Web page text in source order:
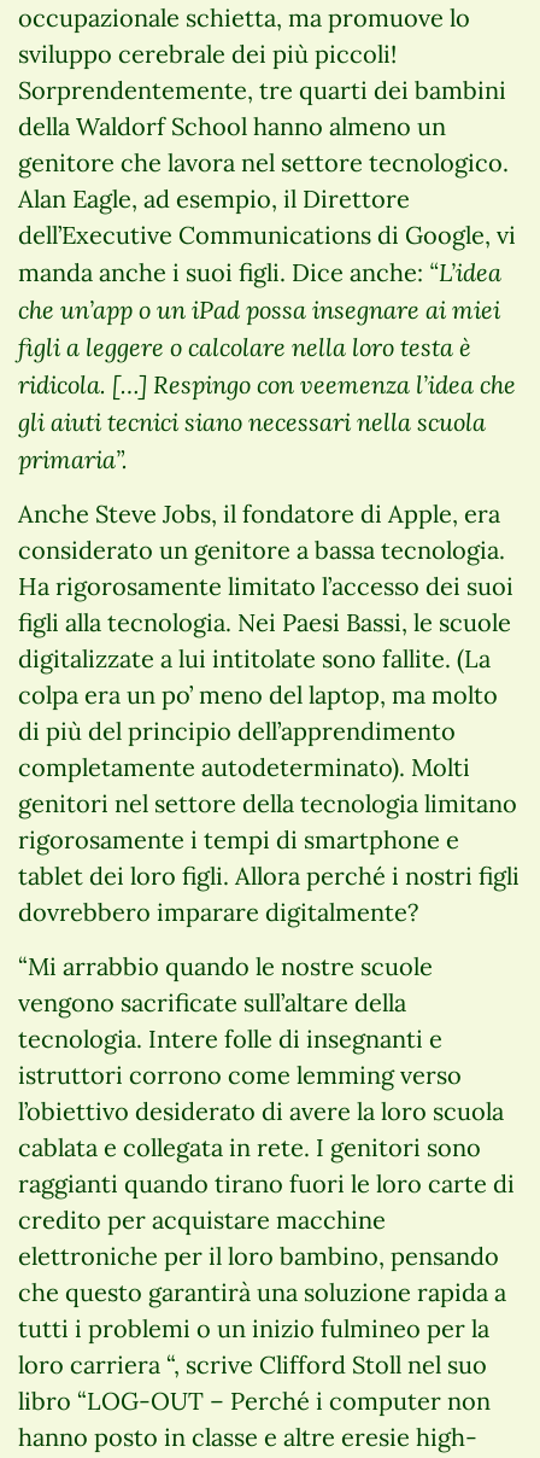
occupazionale schietta, ma promuove lo
sviluppo cerebrale dei più piccoli!
Sorprendentemente, tre quarti dei bambini
della Waldorf School hanno almeno un
genitore che lavora nel settore tecnologico.
Alan Eagle, ad esempio, il Direttore
dell’Executive Communications di Google, vi
manda anche i suoi figli. Dice anche: “L’idea
che un’app o un iPad possa insegnare ai miei
figli a leggere o calcolare nella loro testa è
ridicola. […] Respingo con veemenza l’idea che
gli aiuti tecnici siano necessari nella scuola
primaria”.
Anche Steve Jobs, il fondatore di Apple, era
considerato un genitore a bassa tecnologia.
Ha rigorosamente limitato l’accesso dei suoi
figli alla tecnologia. Nei Paesi Bassi, le scuole
digitalizzate a lui intitolate sono fallite. (La
colpa era un po’ meno del laptop, ma molto
di più del principio dell’apprendimento
completamente autodeterminato). Molti
genitori nel settore della tecnologia limitano
rigorosamente i tempi di smartphone e
tablet dei loro figli. Allora perché i nostri figli
dovrebbero imparare digitalmente?
“Mi arrabbio quando le nostre scuole
vengono sacrificate sull’altare della
tecnologia. Intere folle di insegnanti e
istruttori corrono come lemming verso
l’obiettivo desiderato di avere la loro scuola
cablata e collegata in rete. I genitori sono
raggianti quando tirano fuori le loro carte di
credito per acquistare macchine
elettroniche per il loro bambino, pensando
che questo garantirà una soluzione rapida a
tutti i problemi o un inizio fulmineo per la
loro carriera “, scrive Clifford Stoll nel suo
libro “LOG-OUT – Perché i computer non
hanno posto in classe e altre eresie high-